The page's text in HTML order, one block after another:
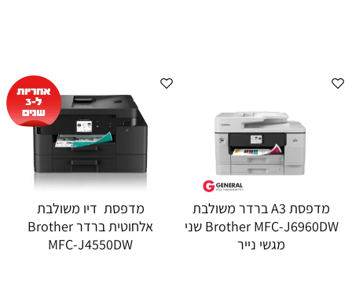
מדפסת A3 ברדר משולבת
Brother MFC-J6960DW שני
מגשי נייר
מדפסת דיו משולבת
אלחוטית ברדר Brother
MFC-J4550DW